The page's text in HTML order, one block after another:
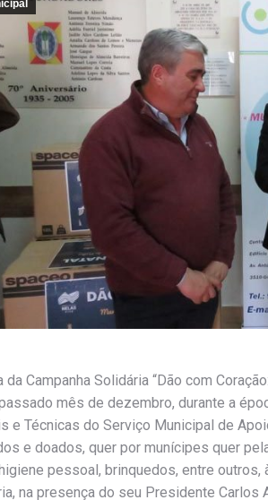
da Campanha Solidária “Dão com
mês de dezembro, durante a
e Técnicas do Serviço Municipal de
e doados, quer por munícipes quer
pessoal, brinquedos, entre
na presença do seu Presidente Carlos